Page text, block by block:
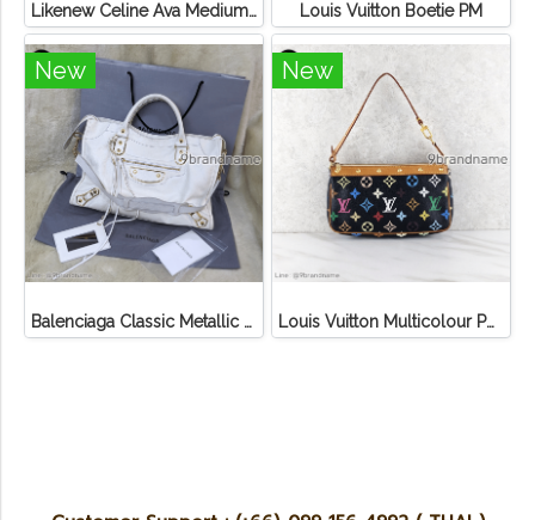
Likenew Celine Ava Medium Triomphe Canvas Louis Vuitton Boetie PM
New
Balenciaga Classic Metallic Edge City Bag
New
Louis Vuitton Multicolour Pochette Canvas